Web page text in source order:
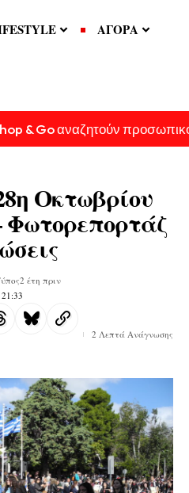
ΑΓΟΡΑ
& Go αναζητούν
Οκτωβρίου
Φωτορεπορτάζ
2 έτη πριν
2 Λεπτά Ανάγνωσης